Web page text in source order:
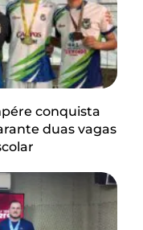
conquista
duas vagas